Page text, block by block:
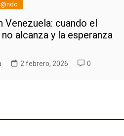
Venezuela: cuando el
alcanza y la esperanza
2 febrero, 2026 0